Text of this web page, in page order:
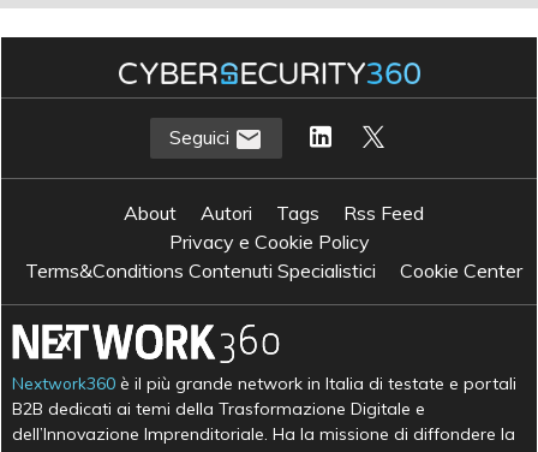
Seguici
About Autori Tags
Rss Feed
Privacy e Cookie Policy
Terms&Conditions Contenuti Specialistici
Cookie Center
Nextwork360 è il più grande network in Italia di testate e portali
B2B dedicati ai temi della Trasformazione Digitale e
dell’Innovazione Imprenditoriale. Ha la missione di diffondere la